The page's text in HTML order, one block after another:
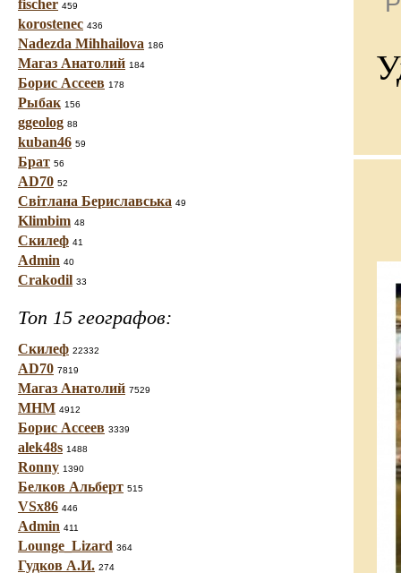
fischer 459
korostenec 436
Nadezda Mihhailova 186
Магаз Анатолий 184
Борис Ассеев 178
Рыбак 156
ggeolog 88
kuban46 59
Брат 56
AD70 52
Світлана Бериславська 49
Klimbim 48
Скилеф 41
Admin 40
Crakodil 33
Топ 15 географов:
Скилеф 22332
AD70 7819
Магаз Анатолий 7529
МНМ 4912
Борис Ассеев 3339
alek48s 1488
Ronny 1390
Белков Альберт 515
VSx86 446
Admin 411
Lounge_Lizard 364
Гудков А.И. 274